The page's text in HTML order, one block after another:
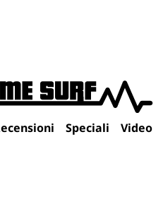
Speciali Video